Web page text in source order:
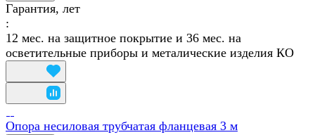
Гарантия, лет
:
12 мес. на защитное покрытие и 36 мес. на
осветительные приборы и металические изделия КО
Опора несиловая трубчатая фланцевая 3 м